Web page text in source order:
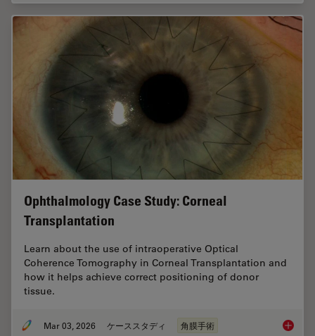
Ophthalmology Case Study: Corneal
Transplantation
Learn about the use of intraoperative Optical
Coherence Tomography in Corneal Transplantation and
how it helps achieve correct positioning of donor
tissue.
Mar 03, 2026 ケーススタディ 角膜手術